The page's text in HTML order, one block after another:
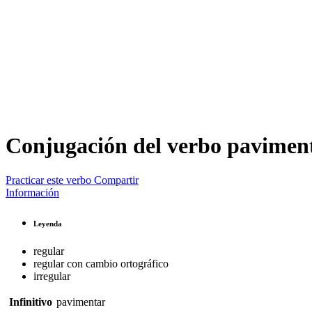
Conjugación del verbo
Practicar este verbo Compartir
Información
Leyenda
regular
regular con cambio ortográfico
irregular
Infinitivo pavimentar